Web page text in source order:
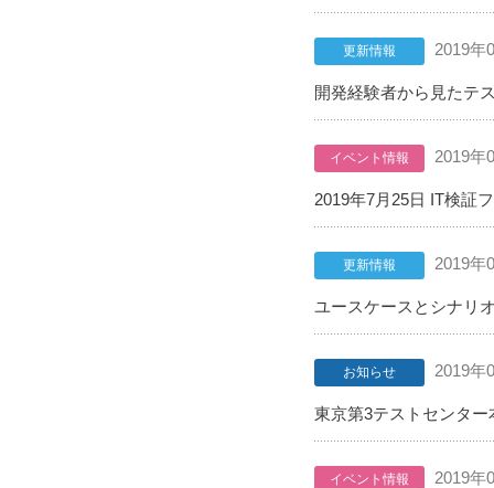
更新情報 2019年
開発経験者から見たテ
イベント情報 2019年
2019年7月25日 IT検証
更新情報 2019年
ユースケースとシナリ
お知らせ 2019年
東京第3テストセンタ
イベント情報 2019年